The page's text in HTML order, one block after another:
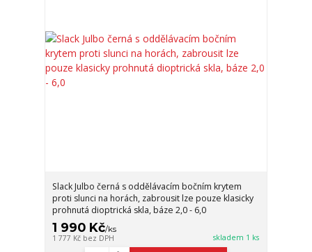
Slack Julbo černá s oddělávacím bočním krytem
proti slunci na horách, zabrousit lze pouze klasicky
prohnutá dioptrická skla, báze 2,0 - 6,0
1 990 Kč/ks
1 777 Kč bez DPH skladem 1 ks